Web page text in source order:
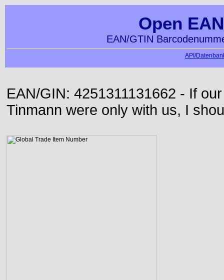
Open
EAN/GTIN
API/
EAN/GIN: 4251311131662 - If
Tinmann were only with us, I